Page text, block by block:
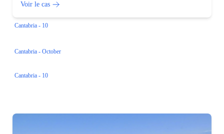
Voir le cas
Cantabria - 10
Cantabria - October
Cantabria - 10